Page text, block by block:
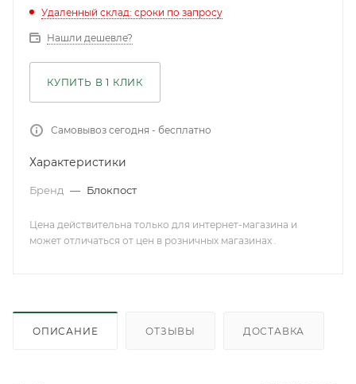
Удаленный склад: сроки по запросу
Нашли дешевле?
КУПИТЬ В 1 КЛИК
Самовывоз сегодня - бесплатно
Характеристики
Бренд — Блокпост
Цена действительна только для интернет-магазина и
может отличаться от цен в розничных магазинах .
ОПИСАНИЕ ОТЗЫВЫ ДОСТАВКА